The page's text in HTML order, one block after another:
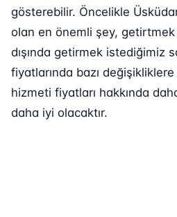
gösterebilir. Öncelikle
olan en önemli şey,
dışında getirmek istediğimiz
fiyatlarında bazı
hizmeti fiyatları hakkında
daha iyi olacaktır.